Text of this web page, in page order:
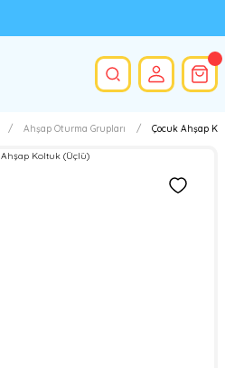
Ahşap Oturma Grupları Çocuk Ahşap